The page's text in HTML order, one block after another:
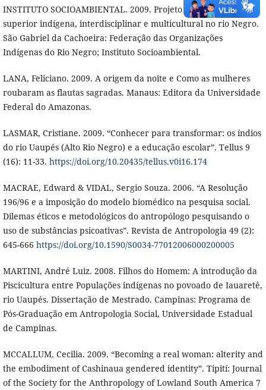
INSTITUTO SOCIOAMBIENTAL. 2009. Projeto de formação
superior indígena, interdisciplinar e multicultural no rio Negro.
São Gabriel da Cachoeira: Federação das Organizações
Indígenas do Rio Negro; Instituto Socioambiental.
LANA, Feliciano. 2009. A origem da noite e Como as mulheres
roubaram as flautas sagradas. Manaus: Editora da Universidade
Federal do Amazonas.
LASMAR, Cristiane. 2009. “Conhecer para transformar: os índios
do rio Uaupés (Alto Rio Negro) e a educação escolar”. Tellus 9
(16): 11-33. https://doi.org/10.20435/tellus.v0i16.174
MACRAE, Edward & VIDAL, Sergio Souza. 2006. “A Resolução
196/96 e a imposição do modelo biomédico na pesquisa social.
Dilemas éticos e metodológicos do antropólogo pesquisando o
uso de substâncias psicoativas”. Revista de Antropologia 49 (2):
645-666 https://doi.org/10.1590/S0034-77012006000200005
MARTINI, André Luiz. 2008. Filhos do Homem: A introdução da
Piscicultura entre Populações indígenas no povoado de Iauaretê,
rio Uaupés. Dissertação de Mestrado. Campinas: Programa de
Pós-Graduação em Antropologia Social, Universidade Estadual
de Campinas.
MCCALLUM, Cecilia. 2009. “Becoming a real woman: alterity and
the embodiment of Cashinaua gendered identity”. Tipití: Journal
of the Society for the Anthropology of Lowland South America 7